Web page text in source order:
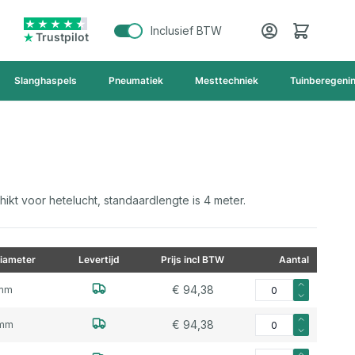
Trustpilot
Inclusief BTW Cart
Slanghaspels Pneumatiek Mesttechniek
voor hetelucht, standaardlengte is 4 meter.
Levertijd Prijs incl BTW Aantal
€ 94,38 Aantal voor
€ 94,38 Aantal voor